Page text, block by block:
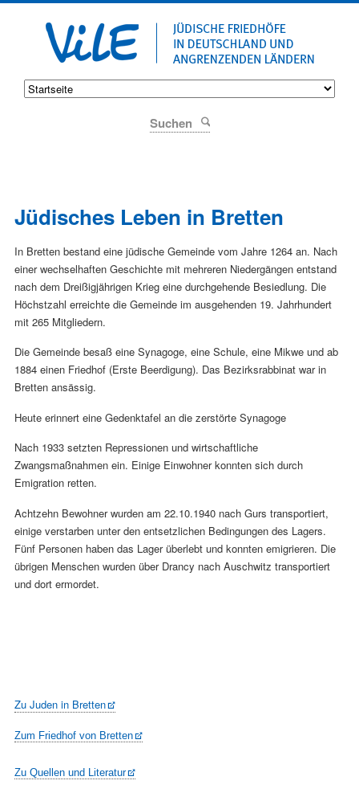
Jüdisches Leben in Bretten
In Bretten bestand eine jüdische Gemeinde vom Jahre 1264 an. Nach
einer wechselhaften Geschichte mit mehreren Niedergängen entstand
nach dem Dreißigjährigen Krieg eine durchgehende Besiedlung. Die
Höchstzahl erreichte die Gemeinde im ausgehenden 19. Jahrhundert
mit 265 Mitgliedern.
Die Gemeinde besaß eine Synagoge, eine Schule, eine Mikwe und ab
1884 einen Friedhof (Erste Beerdigung). Das Bezirksrabbinat war in
Bretten ansässig.
Heute erinnert eine Gedenktafel an die zerstörte Synagoge
Nach 1933 setzten Repressionen und wirtschaftliche
Zwangsmaßnahmen ein. Einige Einwohner konnten sich durch
Emigration retten.
Achtzehn Bewohner wurden am 22.10.1940 nach Gurs transportiert,
einige verstarben unter den entsetzlichen Bedingungen des Lagers.
Fünf Personen haben das Lager überlebt und konnten emigrieren. Die
übrigen Menschen wurden über Drancy nach Auschwitz transportiert
und dort ermordet.
Zu Juden in Bretten
Zum Friedhof von Bretten
Zu Quellen und Literatur